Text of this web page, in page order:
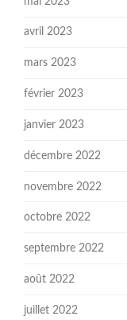
avril 2023
mars 2023
février 2023
janvier 2023
décembre 2022
novembre 2022
octobre 2022
septembre 2022
août 2022
juillet 2022